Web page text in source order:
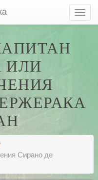
ИЛИ
Сирано де